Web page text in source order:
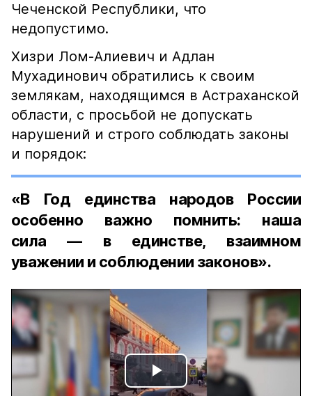
Чеченской Республики, что
недопустимо.
Хизри Лом-Алиевич и Адлан
Мухадинович обратились к своим
землякам, находящимся в Астраханской
области, с просьбой не допускать
нарушений и строго соблюдать законы
и порядок:
«В Год единства народов России
особенно важно помнить: наша
сила — в единстве, взаимном
уважении и соблюдении законов».
Play